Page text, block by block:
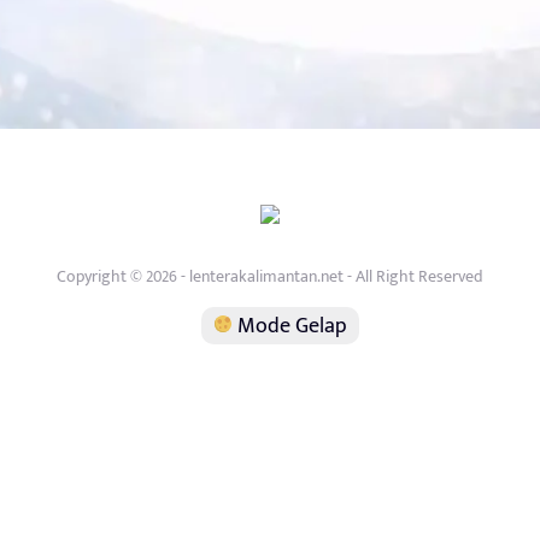
Copyright © 2026 - lenterakalimantan.net - All Right Reserved
Mode Gelap